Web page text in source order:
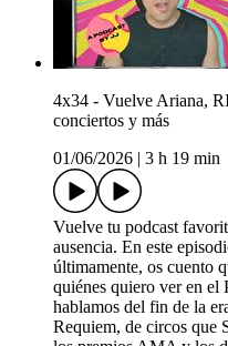
4x34 - Vuelve Ariana,
conciertos y más
01/06/2026
3 h 19 min
Vuelve tu podcast
ausencia. En este
últimamente, os cuento
quiénes quiero ver en el
hablamos del fin de la
Requiem, de circos que